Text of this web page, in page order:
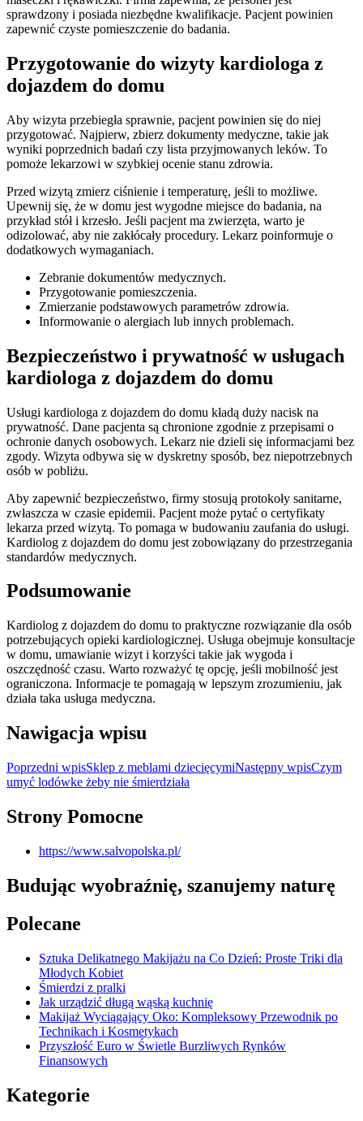
sprawdzony i posiada niezbędne kwalifikacje. Pacjent powinien
zapewnić czyste pomieszczenie do badania.
Przygotowanie do wizyty kardiologa z
dojazdem do domu
Aby wizyta przebiegła sprawnie, pacjent powinien się do niej
przygotować. Najpierw, zbierz dokumenty medyczne, takie jak
wyniki poprzednich badań czy lista przyjmowanych leków. To
pomoże lekarzowi w szybkiej ocenie stanu zdrowia.
Przed wizytą zmierz ciśnienie i temperaturę, jeśli to możliwe.
Upewnij się, że w domu jest wygodne miejsce do badania, na
przykład stół i krzesło. Jeśli pacjent ma zwierzęta, warto je
odizolować, aby nie zakłócały procedury. Lekarz poinformuje o
dodatkowych wymaganiach.
Zebranie dokumentów medycznych.
Przygotowanie pomieszczenia.
Zmierzanie podstawowych parametrów zdrowia.
Informowanie o alergiach lub innych problemach.
Bezpieczeństwo i prywatność w usługach
kardiologa z dojazdem do domu
Usługi kardiologa z dojazdem do domu kładą duży nacisk na
prywatność. Dane pacjenta są chronione zgodnie z przepisami o
ochronie danych osobowych. Lekarz nie dzieli się informacjami bez
zgody. Wizyta odbywa się w dyskretny sposób, bez niepotrzebnych
osób w pobliżu.
Aby zapewnić bezpieczeństwo, firmy stosują protokoły sanitarne,
zwłaszcza w czasie epidemii. Pacjent może pytać o certyfikaty
lekarza przed wizytą. To pomaga w budowaniu zaufania do usługi.
Kardiolog z dojazdem do domu jest zobowiązany do przestrzegania
standardów medycznych.
Podsumowanie
Kardiolog z dojazdem do domu to praktyczne rozwiązanie dla osób
potrzebujących opieki kardiologicznej. Usługa obejmuje konsultacje
w domu, umawianie wizyt i korzyści takie jak wygoda i
oszczędność czasu. Warto rozważyć tę opcję, jeśli mobilność jest
ograniczona. Informacje te pomagają w lepszym zrozumieniu, jak
działa taka usługa medyczna.
Nawigacja wpisu
Poprzedni wpisSklep z meblami dziecięcymiNastępny wpisCzym
umyć lodówke żeby nie śmierdziała
Strony Pomocne
https://www.salvopolska.pl/
Budując wyobraźnię, szanujemy naturę
Polecane
Sztuka Delikatnego Makijażu na Co Dzień: Proste Triki dla
Młodych Kobiet
Śmierdzi z pralki
Jak urządzić długą wąską kuchnię
Makijaż Wyciągający Oko: Kompleksowy Przewodnik po
Technikach i Kosmetykach
Przyszłość Euro w Świetle Burzliwych Rynków
Finansowych
Kategorie